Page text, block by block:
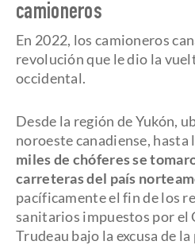
camioneros
En 2022, los camioneros
revolución que le dio la
occidental.
Desde la región de Yukón,
noroeste canadiense,
miles de chóferes se
carreteras del país
pacíficamente el fin de los
sanitarios impuestos por el
Trudeau bajo la excusa de